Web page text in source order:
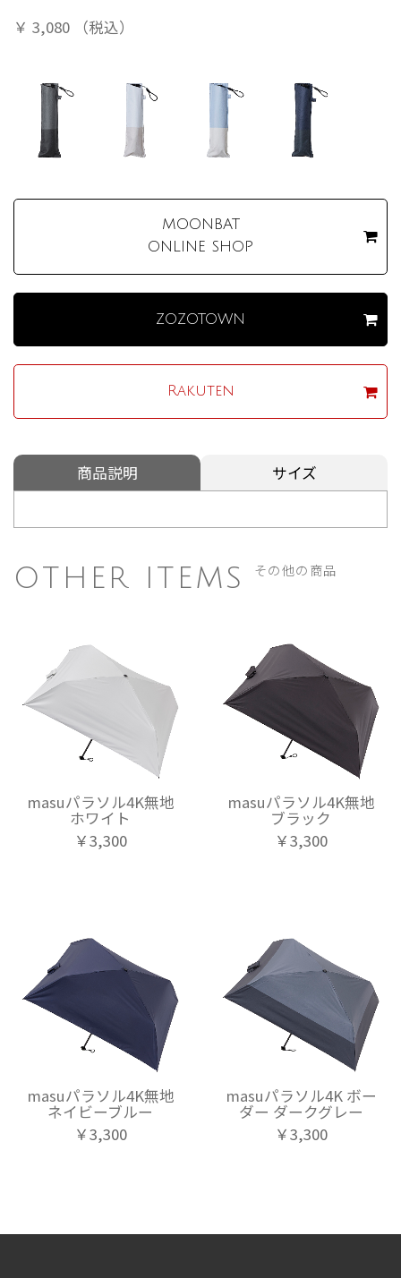
￥ 3,080 （税込）
MOONBAT
ONLINE SHOP
ZOZOTOWN
Rakuten
商品説明 サイズ
OTHER ITEMS その他の商品
masuパラソル4K無地
ホワイト
￥3,300
masuパラソル4K無地
ブラック
￥3,300
masuパラソル4K無地
ネイビーブルー
￥3,300
masuパラソル4K ボー
ダー ダークグレー
￥3,300